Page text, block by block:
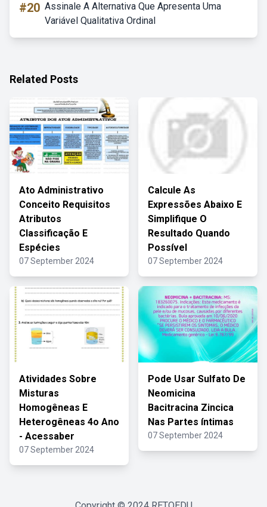
#20 Assinale A Alternativa Que Apresenta Uma
Variável Qualitativa Ordinal
Related Posts
Ato Administrativo
Conceito Requisitos
Atributos
Classificação E
Espécies
07 September 2024
Calcule As
Expressões Abaixo E
Simplifique O
Resultado Quando
Possível
07 September 2024
Atividades Sobre
Misturas
Homogêneas E
Heterogêneas 4o Ano
- Acessaber
07 September 2024
Pode Usar Sulfato De
Neomicina
Bacitracina Zincica
Nas Partes íntimas
07 September 2024